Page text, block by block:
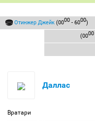
Отинжер Джейк (0000 - 6000)
(0000
Даллас
Вратари